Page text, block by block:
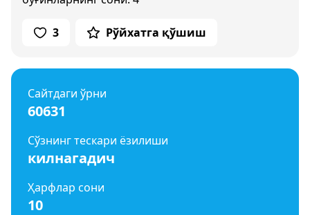
3 Рўйхатга қўшиш
Сайтдаги ўрни
60631
Сўзнинг тескари ёзилиши
килнагадич
Ҳарфлар сони
10